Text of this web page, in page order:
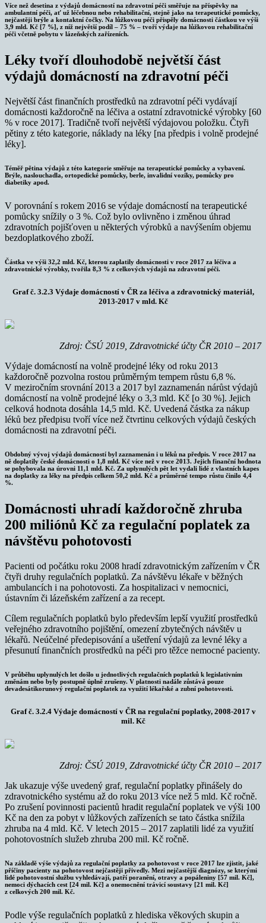
Více než desetina z výdajů domácností na zdravotní péči směřuje na příspěvky na
ambulantní péči, ať už léčebnou nebo rehabilitační, stejně jako na terapeutické pomůcky,
nejčastěji brýle a kontaktní čočky. Na lůžkovou péči přispěly domácnosti částkou ve výši
3,9 mld. Kč [7 %], z níž největší podíl – 75 % – tvoří výdaje na lůžkovou rehabilitační
péči včetně pobytu v lázeňských zařízeních.
Léky tvoří dlouhodobě největší část
výdajů domácností na zdravotní péči
Největší část finančních prostředků na zdravotní péči vydávají
domácnosti každoročně na léčiva a ostatní zdravotnické výrobky [60
% v roce 2017]. Tradičně tvoří největší výdajovou položku. Čtyři
pětiny z této kategorie, náklady na léky [na předpis i volně prodejné
léky].
Téměř pětina výdajů z této kategorie směřuje na terapeutické pomůcky a vybavení.
Brýle, naslouchadla, ortopedické pomůcky, berle, invalidní vozíky, pomůcky pro
diabetiky apod.
V porovnání s rokem 2016 se výdaje domácností na terapeutické
pomůcky snížily o 3 %. Což bylo ovlivněno i změnou úhrad
zdravotních pojišťoven u některých výrobků a navýšením objemu
bezdoplatkového zboží.
Částka ve výši 32,2 mld. Kč, kterou zaplatily domácnosti v roce 2017 za léčiva a
zdravotnické výrobky, tvořila 8,3 % z celkových výdajů na zdravotní péči.
Graf č. 3.2.3 Výdaje domácností v ČR za léčiva a zdravotnický materiál,
2013-2017 v mld. Kč
Zdroj: ČSÚ 2019, Zdravotnické účty ČR 2010 – 2017
Výdaje domácností na volně prodejné léky od roku 2013
každoročně pozvolna rostou průměrným tempem růstu 6,8 %.
V meziročním srovnání 2013 a 2017 byl zaznamenán nárůst výdajů
domácností na volně prodejné léky o 3,3 mld. Kč [o 30 %]. Jejich
celková hodnota dosáhla 14,5 mld. Kč. Uvedená částka za nákup
léků bez předpisu tvoří více než čtvrtinu celkových výdajů českých
domácnosti na zdravotní péči.
Obdobný vývoj výdajů domácností byl zaznamenán i u léků na předpis. V roce 2017 na
ně doplatily české domácnosti o 1,8 mld. Kč více než v roce 2013. Jejich finanční hodnota
se pohybovala na úrovni 11,1 mld. Kč. Za uplynulých pět let vydali lidé z vlastních kapes
na doplatky za léky na předpis celkem 50,2 mld. Kč a průměrné tempo růstu činilo 4,4
%.
Domácnosti uhradí každoročně zhruba
200 miliónů Kč za regulační poplatek za
návštěvu pohotovosti
Pacienti od počátku roku 2008 hradí zdravotnickým zařízením v ČR
čtyři druhy regulačních poplatků. Za návštěvu lékaře v běžných
ambulancích i na pohotovosti. Za hospitalizaci v nemocnici,
ústavním či lázeňském zařízení a za recept.
Cílem regulačních poplatků bylo především lepší využití prostředků
veřejného zdravotního pojištění, omezení zbytečných návštěv u
lékařů. Neúčelné předepisování a ušetření výdajů za levné léky a
přesunutí finančních prostředků na péči pro těžce nemocné pacienty.
V průběhu uplynulých let došlo u jednotlivých regulačních poplatků k legislativním
změnám nebo byly postupně úplně zrušeny. V platnosti nadále zůstává pouze
devadesátikorunový regulační poplatek za využití lékařské a zubní pohotovosti.
Graf č. 3.2.4 Výdaje domácností v ČR na regulační poplatky, 2008-2017 v
mil. Kč
Zdroj: ČSÚ 2019, Zdravotnické účty ČR 2010 – 2017
Jak ukazuje výše uvedený graf, regulační poplatky přinášely do
zdravotnického systému až do roku 2013 více než 5 mld. Kč ročně.
Po zrušení povinnosti pacientů hradit regulační poplatek ve výši 100
Kč na den za pobyt v lůžkových zařízeních se tato částka snížila
zhruba na 4 mld. Kč. V letech 2015 – 2017 zaplatili lidé za využití
pohotovostních služeb zhruba 200 mil. Kč ročně.
Na základě výše výdajů za regulační poplatky za pohotovost v roce 2017 lze zjistit, jaké
příčiny pacienty na pohotovost nejčastěji přivedly. Mezi nejčastější diagnózy, se kterými
lidé pohotovostní službu vyhledávají, patří poranění, otravy a popáleniny [57 mil. Kč],
nemoci dýchacích cest [24 mil. Kč] a onemocnění trávicí soustavy [21 mil. Kč]
z celkových 200 mil. Kč.
Podle výše regulačních poplatků z hlediska věkových skupin a